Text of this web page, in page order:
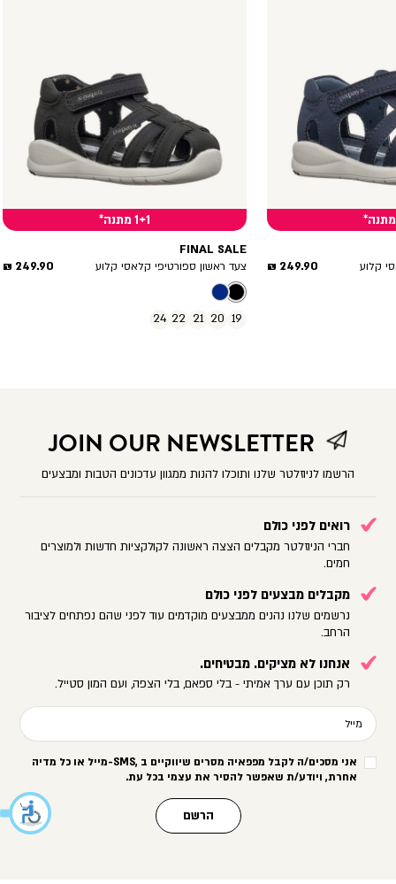
קלוע
מחיר
249.90 ₪
1+1 מתנה*
FINAL SALE
צעד ראשון ספורטיפי קלאסי קלוע
מחיר
249.90 ₪
19
20
21
22
24
JOIN OUR NEWSLETTER
הרשמו לניוזלטר שלנו ותוכלו להנות ממגוון עדכונים הטבות ומבצעים
רואים לפני כולם
חברי הניוזלטר מקבלים הצצה ראשונה לקולקציות חדשות ולמוצרים
חמים.
מקבלים מבצעים לפני כולם
נרשמים שלנו נהנים ממבצעים מוקדמים עוד לפני שהם נפתחים לציבור
הרחב.
אנחנו לא מציקים. מבטיחים.
רק תוכן עם ערך אמיתי - בלי ספאם, בלי הצפה, ועם המון סטייל.
מייל
אני מסכים/ה לקבל מפפאיה מסרים שיווקיים ב -SMS,מייל או כל מדיה
אחרת, ויודע/ת שאפשר להסיר את עצמי בכל עת.
הרשם